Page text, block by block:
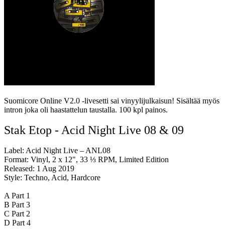
Suomicore Online V2.0 -livesetti sai vinyylijulkaisun! Sisältää myös
intron joka oli haastattelun taustalla. 100 kpl painos.
Stak Etop - Acid Night Live 08 & 09
Label: Acid Night Live – ANL08
Format: Vinyl, 2 x 12", 33 ⅓ RPM, Limited Edition
Released: 1 Aug 2019
Style: Techno, Acid, Hardcore
A Part 1
B Part 3
C Part 2
D Part 4